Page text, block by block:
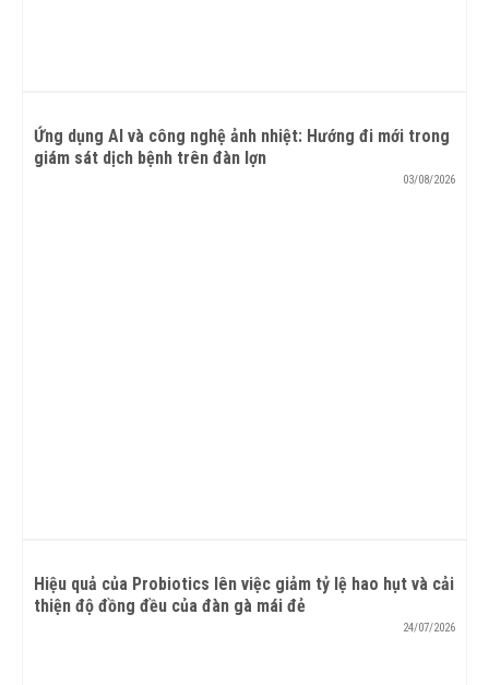
Ứng dụng AI và công nghệ ảnh nhiệt: Hướng đi mới trong
giám sát dịch bệnh trên đàn lợn
03/08/2026
Hiệu quả của Probiotics lên việc giảm tỷ lệ hao hụt và cải
thiện độ đồng đều của đàn gà mái đẻ
24/07/2026